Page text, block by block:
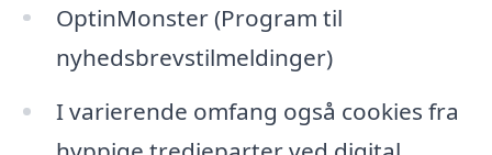
OptinMonster (Program til
nyhedsbrevstilmeldinger)
I varierende omfang også cookies fra